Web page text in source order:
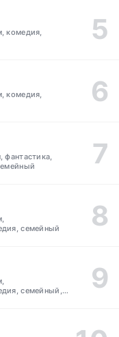
комедия,
комедия,
семейный
семейный,